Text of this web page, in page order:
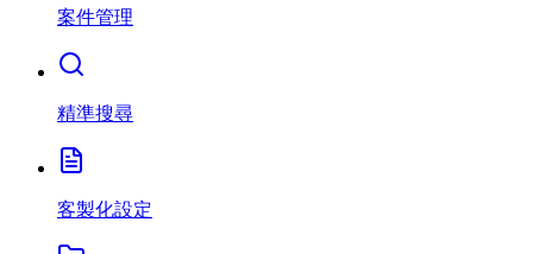
案件管理
精準搜尋
客製化設定